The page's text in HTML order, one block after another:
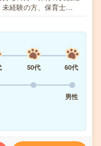
未経験の方、保育士…
50代
60代
男性